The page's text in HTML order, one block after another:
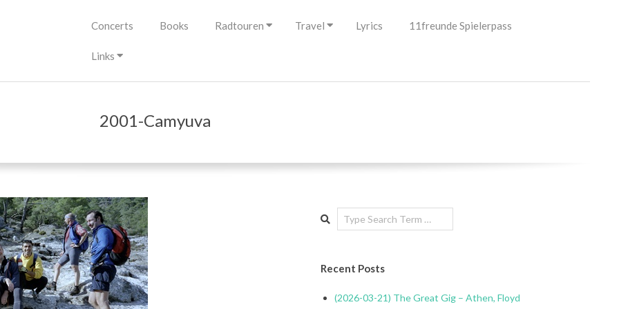
Menu
Concerts Books Radtouren Travel Lyrics 11freunde Spielerpass
Links
2001-Camyuva
Search
Recent Posts
(2026-03-21) The Great Gig – Athen, Floyd